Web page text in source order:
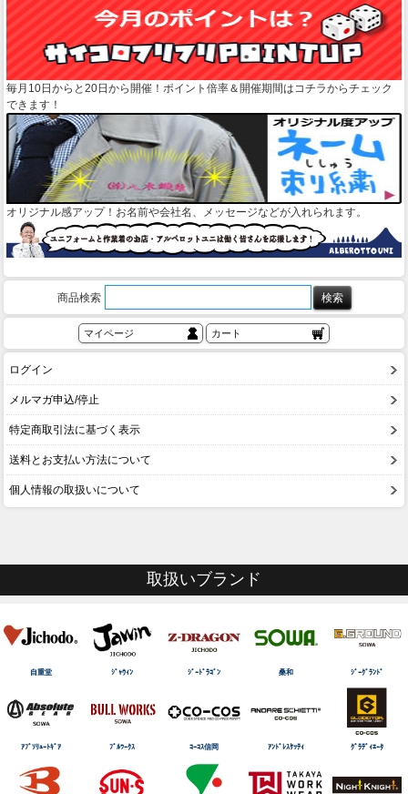
毎月10日からと20日から開催！ポイント倍率＆開催期間はコチラからチェック
できます！
オリジナル感アップ！お名前や会社名、メッセージなどが入れられます。
商品検索
マイページ カート
ログイン
メルマガ申込/停止
特定商取引法に基づく表示
送料とお支払い方法について
個人情報の取扱いについて
取扱いブランド
自重堂 ｼﾞｬｳｨﾝ ｼﾞｰﾄﾞﾗｺﾞﾝ 桑和 ｼﾞｰｸﾞﾗﾝﾄﾞ
ｱﾌﾞｿﾘｭｰﾄｷﾞｱ ﾌﾞﾙﾜｰｸｽ ｺｰｺｽ信岡 ｱﾝﾄﾞﾚｽｹｯﾃｨ ｸﾞﾗﾃﾞｨｴｰﾀ